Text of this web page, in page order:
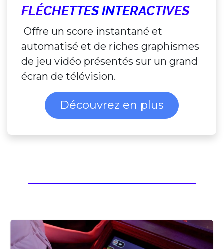
FLÉCHETTES INTERACTIVES
Offre un score instantané et
automatisé et de riches graphismes
de jeu vidéo présentés sur un grand
écran de télévision.
Découvrez en plus